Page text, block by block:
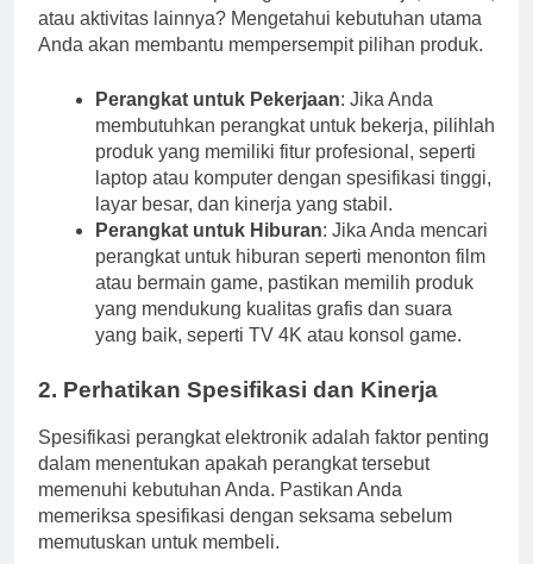
atau aktivitas lainnya? Mengetahui kebutuhan utama
Anda akan membantu mempersempit pilihan produk.
Perangkat untuk Pekerjaan: Jika Anda
membutuhkan perangkat untuk bekerja, pilihlah
produk yang memiliki fitur profesional, seperti
laptop atau komputer dengan spesifikasi tinggi,
layar besar, dan kinerja yang stabil.
Perangkat untuk Hiburan: Jika Anda mencari
perangkat untuk hiburan seperti menonton film
atau bermain game, pastikan memilih produk
yang mendukung kualitas grafis dan suara
yang baik, seperti TV 4K atau konsol game.
2. Perhatikan Spesifikasi dan Kinerja
Spesifikasi perangkat elektronik adalah faktor penting
dalam menentukan apakah perangkat tersebut
memenuhi kebutuhan Anda. Pastikan Anda
memeriksa spesifikasi dengan seksama sebelum
memutuskan untuk membeli.